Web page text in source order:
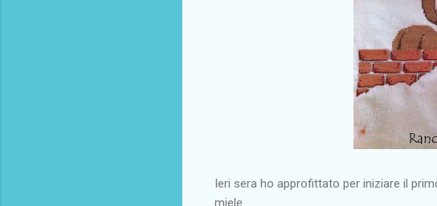
Ieri sera ho approfittato per iniziare il
miele.